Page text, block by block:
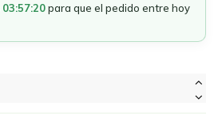
03:57:20para que el pedido entre hoy